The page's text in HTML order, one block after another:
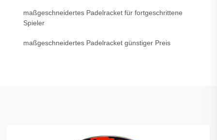
maßgeschneidertes Padelracket für fortgeschrittene
Spieler
maßgeschneidertes Padelracket günstiger Preis